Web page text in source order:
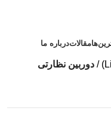
مقالاتدرباره ما
دوربین نظارتی